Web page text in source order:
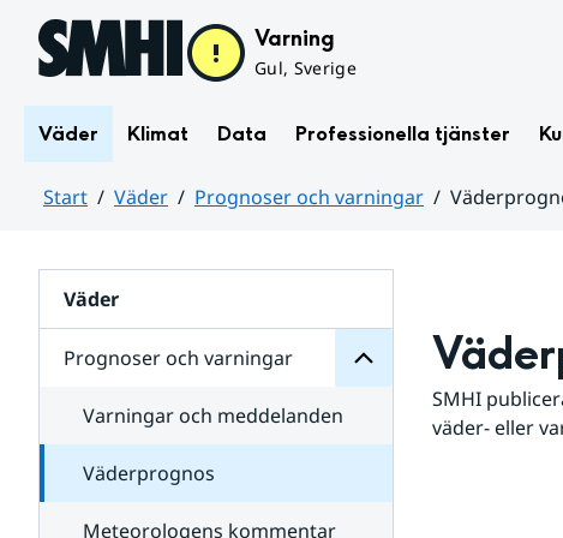
Hoppa till sidans innehåll Varning
Gul, Sverige
Väder Klimat Data Professionella tjänster
Start Väder Prognoser och varningar
Väder
Prognoser och varningar
för
varningar
Varningar och meddelanden
Väderprognos
Meteorologens kommentar
SMHI
väder- eller